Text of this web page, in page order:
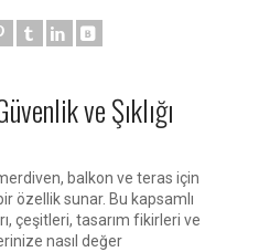
ve Şıklığı
balkon ve teras için
özellik sunar. Bu kapsamlı
çeşitleri, tasarım fikirleri ve
nasıl değer